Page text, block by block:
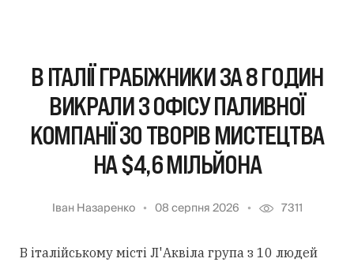
В ІТАЛІЇ ГРАБІЖНИКИ ЗА 8 ГОДИН
ВИКРАЛИ З ОФІСУ ПАЛИВНОЇ
КОМПАНІЇ 30 ТВОРІВ МИСТЕЦТВА
НА $4,6 МІЛЬЙОНА
Іван Назаренко 08 серпня 2026 7311
В італійському місті Л'Аквіла група з 10 людей